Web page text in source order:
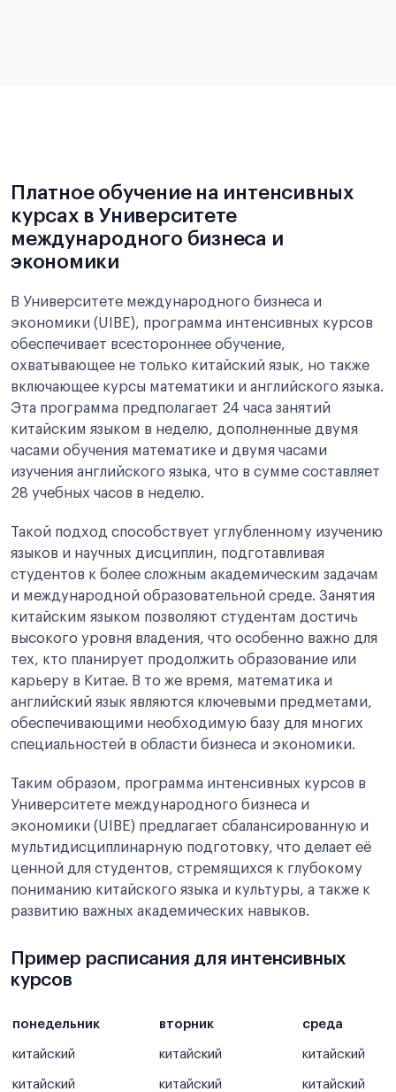
Платное обучение на интенсивных
курсах в Университете
международного бизнеса и
экономики
В Университете международного бизнеса и
экономики (UIBE), программа интенсивных курсов
обеспечивает всестороннее обучение,
охватывающее не только китайский язык, но также
включающее курсы математики и английского языка.
Эта программа предполагает 24 часа занятий
китайским языком в неделю, дополненные двумя
часами обучения математике и двумя часами
изучения английского языка, что в сумме составляет
28 учебных часов в неделю.
Такой подход способствует углубленному изучению
языков и научных дисциплин, подготавливая
студентов к более сложным академическим задачам
и международной образовательной среде. Занятия
китайским языком позволяют студентам достичь
высокого уровня владения, что особенно важно для
тех, кто планирует продолжить образование или
карьеру в Китае. В то же время, математика и
английский язык являются ключевыми предметами,
обеспечивающими необходимую базу для многих
специальностей в области бизнеса и экономики.
Таким образом, программа интенсивных курсов в
Университете международного бизнеса и
экономики (UIBE) предлагает сбалансированную и
мультидисциплинарную подготовку, что делает её
ценной для студентов, стремящихся к глубокому
пониманию китайского языка и культуры, а также к
развитию важных академических навыков.
Пример расписания для интенсивных
курсов
понедельник вторник среда
китайский китайский китайский
китайский китайский китайский